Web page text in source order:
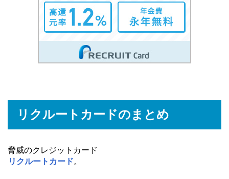
リクルートカードのまとめ
脅威のクレジットカード
リクルートカード。